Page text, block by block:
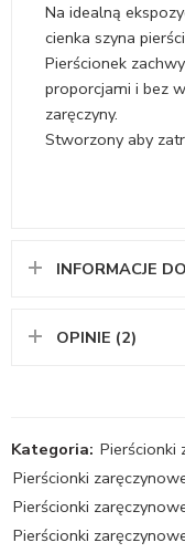
Na idealną
cienka szyna
Pierścionek
proporcjami i bez
zaręczyny.
Stworzony aby
INFORMACJE
OPINIE (2)
Kategoria: Pierścionki
Pierścionki
Pierścionki
Pierścionki